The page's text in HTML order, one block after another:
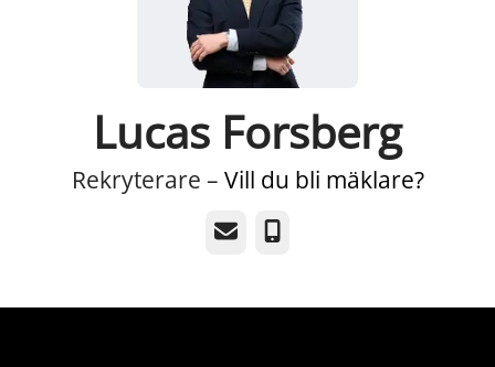
Lucas Forsberg
Rekryterare – Vill du bli mäklare?
E-post Telefon